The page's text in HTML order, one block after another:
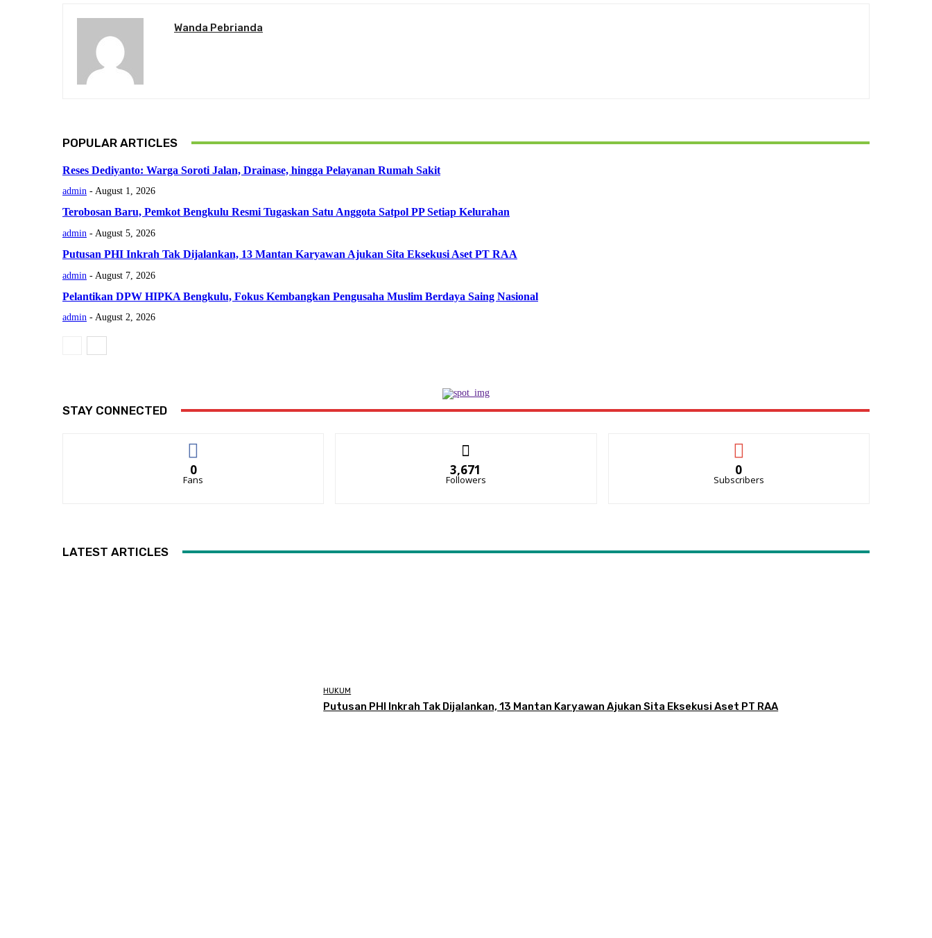
Wanda Pebrianda
POPULAR ARTICLES
Reses Dediyanto: Warga Soroti Jalan, Drainase, hingga Pelayanan Rumah Sakit
admin - August 1, 2026
Terobosan Baru, Pemkot Bengkulu Resmi Tugaskan Satu Anggota Satpol PP Setiap Kelurahan
admin - August 5, 2026
Putusan PHI Inkrah Tak Dijalankan, 13 Mantan Karyawan Ajukan Sita Eksekusi Aset PT RAA
admin - August 7, 2026
Pelantikan DPW HIPKA Bengkulu, Fokus Kembangkan Pengusaha Muslim Berdaya Saing Nasional
admin - August 2, 2026
STAY CONNECTED
0
Fans
3,671
Followers
0
Subscribers
LATEST ARTICLES
HUKUM
Putusan PHI Inkrah Tak Dijalankan, 13 Mantan Karyawan Ajukan Sita Eksekusi Aset PT RAA